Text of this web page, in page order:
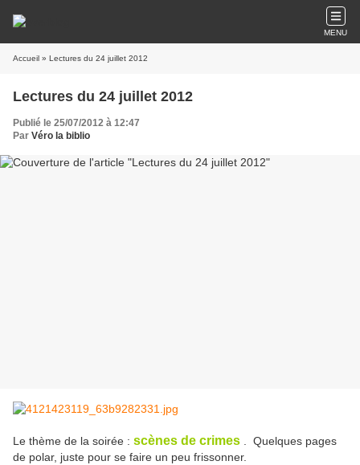
MENU
Accueil » Lectures du 24 juillet 2012
Lectures du 24 juillet 2012
Publié le 25/07/2012 à 12:47
Par Véro la biblio
Le thème de la soirée : scènes de crimes
. Quelques pages
de polar, juste pour se faire un peu frissonner.